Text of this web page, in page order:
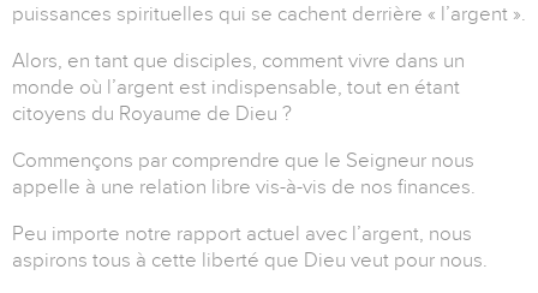
puissances spirituelles qui se cachent derrière « l’argent ».
Alors, en tant que disciples, comment vivre dans un
monde où l’argent est indispensable, tout en étant
citoyens du Royaume de Dieu ?
Commençons par comprendre que le Seigneur nous
appelle à une relation libre vis-à-vis de nos finances.
Peu importe notre rapport actuel avec l’argent, nous
aspirons tous à cette liberté que Dieu veut pour nous.